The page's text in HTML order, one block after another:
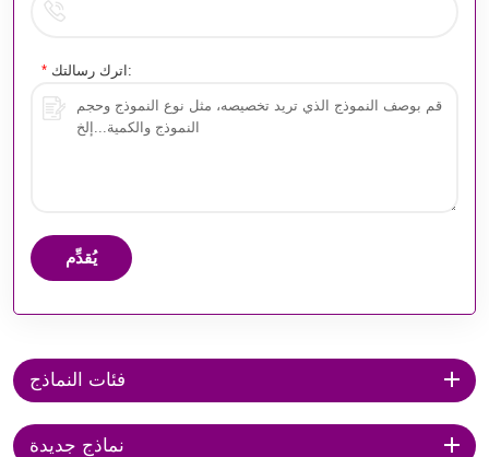
* اترك رسالتك:
يُقدِّم
فئات النماذج
نماذج جديدة